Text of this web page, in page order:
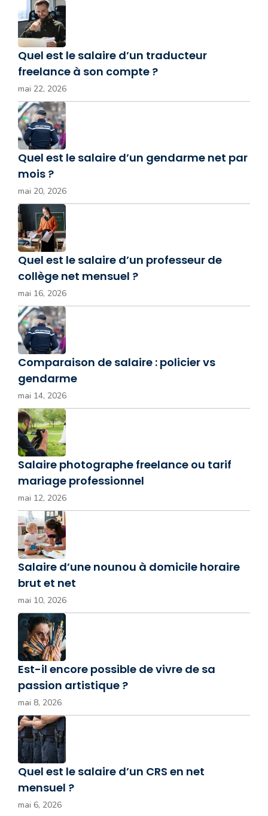
Quel est le salaire d’un traducteur
freelance à son compte ?
mai 22, 2026
Quel est le salaire d’un gendarme net par
mois ?
mai 20, 2026
Quel est le salaire d’un professeur de
collège net mensuel ?
mai 16, 2026
Comparaison de salaire : policier vs
gendarme
mai 14, 2026
Salaire photographe freelance ou tarif
mariage professionnel
mai 12, 2026
Salaire d’une nounou à domicile horaire
brut et net
mai 10, 2026
Est-il encore possible de vivre de sa
passion artistique ?
mai 8, 2026
Quel est le salaire d’un CRS en net
mensuel ?
mai 6, 2026